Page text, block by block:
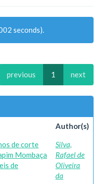
seconds).
previous 1 next
Author(s)
de corte
Mombaça
de
Silva,
Rafael de
Oliveira
da